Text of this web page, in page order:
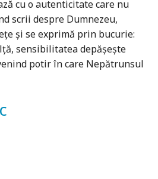
cu o autenticitate care nu
scrii despre Dumnezeu,
şi se exprimă prin bucurie:
sensibilitatea depăşeşte
potir în care Nepătrunsul